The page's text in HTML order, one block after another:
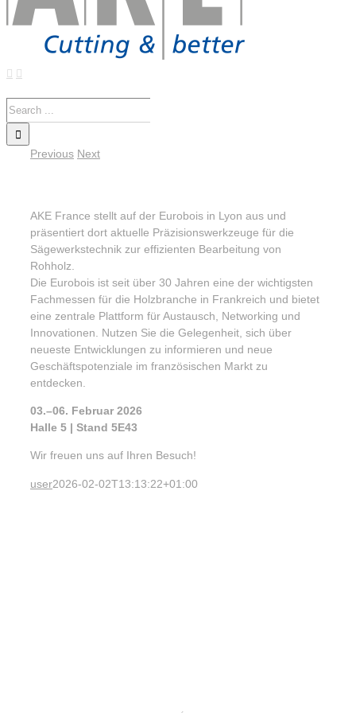
Search
for:
Previous Next
AKE France stellt auf der Eurobois in Lyon aus und
präsentiert dort aktuelle Präzisionswerkzeuge für die
Sägewerkstechnik zur effizienten Bearbeitung von
Rohholz.
Die Eurobois ist seit über 30 Jahren eine der wichtigsten
Fachmessen für die Holzbranche in Frankreich und bietet
eine zentrale Plattform für Austausch, Networking und
Innovationen. Nutzen Sie die Gelegenheit, sich über
neueste Entwicklungen zu informieren und neue
Geschäftspotenziale im französischen Markt zu
entdecken.
03.–06. Februar 2026
Halle 5 | Stand 5E43
Wir freuen uns auf Ihren Besuch!
user2026-02-02T13:13:22+01:00